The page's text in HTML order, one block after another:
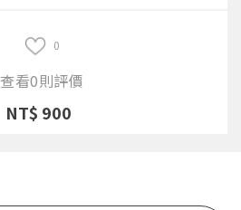
0
查看0則評價
NT$ 900